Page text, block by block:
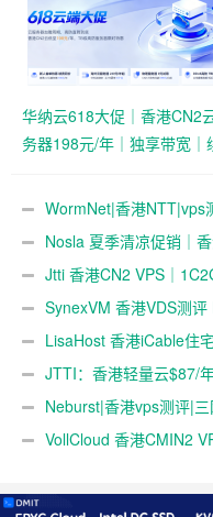
华纳云618大促｜香港CN2
务器198元/年｜独享带宽｜
WormNet|香港NTT|vps
飞|部分地区移动直连
Nosla 夏季清凉促销｜
宽 | 259元/年起
Jtti 香港CN2 VPS｜
年 SynexVM 香港VDS测
限流量@1Gbps 月付$79
LisaHost 香港iCable住
￥79JTTI：香港轻量云$87/
@1500G流量，终身循环优
Neburst|香港vps测评|
带宽|解锁奈飞
VollCloud 香港CMIN2